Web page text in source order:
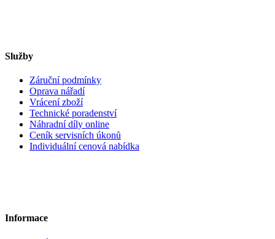
Služby
Záruční podmínky
Oprava nářadí
Vrácení zboží
Technické poradenství
Náhradní díly online
Ceník servisních úkonů
Individuální cenová nabídka
Informace